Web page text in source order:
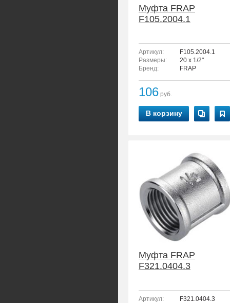
Муфта FRAP
F105.2004.1
Артикул:
F105.2004.1
Размеры:
20 x 1/2"
Бренд:
FRAP
106 руб.
В корзину
Муфта FRAP
F321.0404.3
Артикул:
F321.0404.3